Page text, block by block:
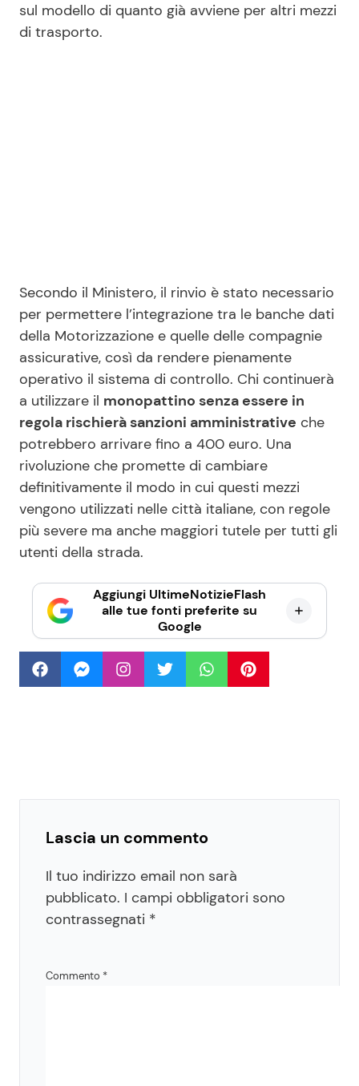
sul modello di quanto già avviene per altri mezzi
di trasporto.
Secondo il Ministero, il rinvio è stato necessario
per permettere l’integrazione tra le banche dati
della Motorizzazione e quelle delle compagnie
assicurative, così da rendere pienamente
operativo il sistema di controllo. Chi continuerà
a utilizzare il monopattino senza essere in
regola rischierà sanzioni amministrative che
potrebbero arrivare fino a 400 euro. Una
rivoluzione che promette di cambiare
definitivamente il modo in cui questi mezzi
vengono utilizzati nelle città italiane, con regole
più severe ma anche maggiori tutele per tutti gli
utenti della strada.
Aggiungi UltimeNotizieFlash
alle tue fonti preferite su
Google
Lascia un commento
Il tuo indirizzo email non sarà
pubblicato. I campi obbligatori sono
contrassegnati *
Commento *